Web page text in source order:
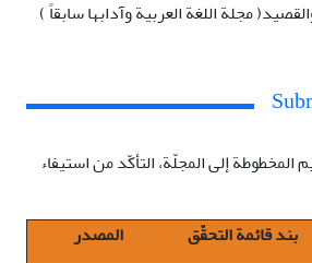
المخطوطة إلى المجلّة، التأكّد من استيفاء
بند قائمة التحقّق المصدر